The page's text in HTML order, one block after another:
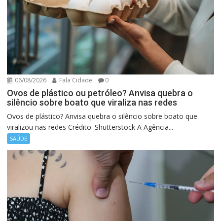
06/08/2026 Fala Cidade 0
Ovos de plástico ou petróleo? Anvisa quebra o
silêncio sobre boato que viraliza nas redes
Ovos de plástico? Anvisa quebra o silêncio sobre boato que
viralizou nas redes Crédito: Shutterstock A Agência...
SAÚDE